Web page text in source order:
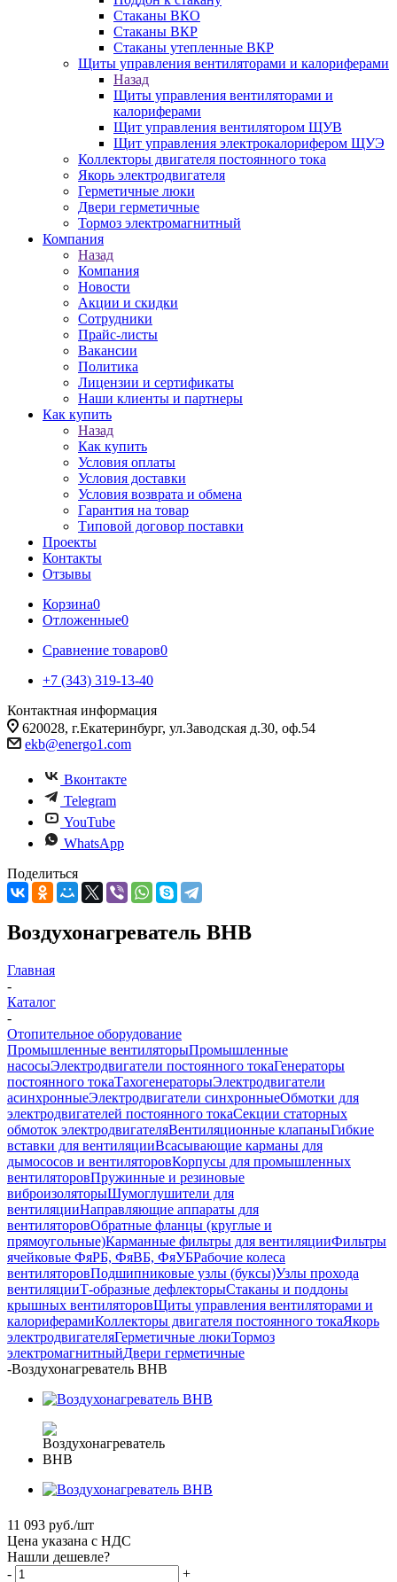
Стаканы ВКО
Стаканы ВКР
Стаканы утепленные ВКР
Щиты управления вентиляторами и калориферами
Назад
Щиты управления вентиляторами и
калориферами
Щит управления вентилятором ЩУВ
Щит управления электрокалорифером ЩУЭ
Коллекторы двигателя постоянного тока
Якорь электродвигателя
Герметичные люки
Двери герметичные
Тормоз электромагнитный
Компания
Назад
Компания
Новости
Акции и скидки
Сотрудники
Прайс-листы
Вакансии
Политика
Лицензии и сертификаты
Наши клиенты и партнеры
Как купить
Назад
Как купить
Условия оплаты
Условия доставки
Условия возврата и обмена
Гарантия на товар
Типовой договор поставки
Проекты
Контакты
Отзывы
Корзина0
Отложенные0
Сравнение товаров0
+7 (343) 319-13-40
Контактная информация
620028, г.Екатеринбург, ул.Заводская д.30, оф.54
ekb@energo1.com
Вконтакте
Telegram
YouTube
WhatsApp
Поделиться
Воздухонагреватель ВНВ
Главная
-
Каталог
-
Отопительное оборудование
Промышленные вентиляторыПромышленные
насосыЭлектродвигатели постоянного токаГенераторы
постоянного токаТахогенераторыЭлектродвигатели
асинхронныеЭлектродвигатели синхронныеОбмотки для
электродвигателей постоянного токаСекции статорных
обмоток электродвигателяВентиляционные клапаныГибкие
вставки для вентиляцииВсасывающие карманы для
дымососов и вентиляторовКорпусы для промышленных
вентиляторовПружинные и резиновые
виброизоляторыШумоглушители для
вентиляцииНаправляющие аппараты для
вентиляторовОбратные фланцы (круглые и
прямоугольные)Карманные фильтры для вентиляцииФильтры
ячейковые ФяРБ, ФяВБ, ФяУБРабочие колеса
вентиляторовПодшипниковые узлы (буксы)Узлы прохода
вентиляцииТ-образные дефлекторыСтаканы и поддоны
крышных вентиляторовЩиты управления вентиляторами и
калориферамиКоллекторы двигателя постоянного токаЯкорь
электродвигателяГерметичные люкиТормоз
электромагнитныйДвери герметичные
-Воздухонагреватель ВНВ
11 093 руб./шт
Цена указана с НДС
Нашли дешевле?
-
+